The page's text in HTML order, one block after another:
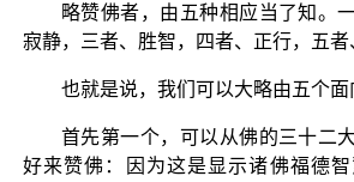
略赞佛者，由五种相应当了知。
寂静，三者、胜智，四者、正行，五者
也就是说，我们可以大略由五个面
首先第一个，可以从佛的三十二
好来赞佛：因为这是显示诸佛福德